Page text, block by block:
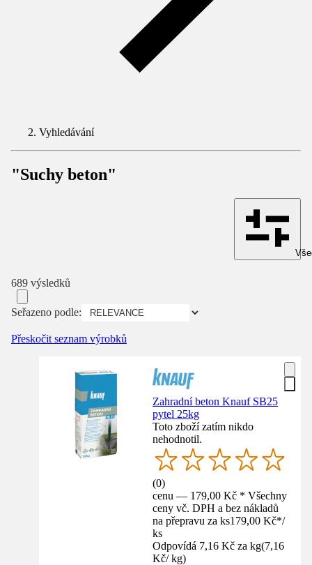
Vyhledávání
"Suchy beton"
689 výsledků
Seřazeno podle:
Přeskočit seznam výrobků
Zahradní beton Knauf SB25
pytel 25kg
Toto zboží zatím nikdo
nehodnotil.
(0)
cenu — 179,00 Kč * Všechny
ceny vč. DPH a bez nákladů
na přepravu za ks179,00 Kč*/
ks
Odpovídá 7,16 Kč za kg(7,16
Kč/ kg)